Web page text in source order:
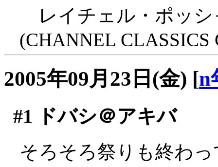
レイチェル・ポッシ
(CHANNEL CLASSICS
2005年09月23日(金) [n
#1 ドバシ＠アキバ
そろそろ祭りも終わ